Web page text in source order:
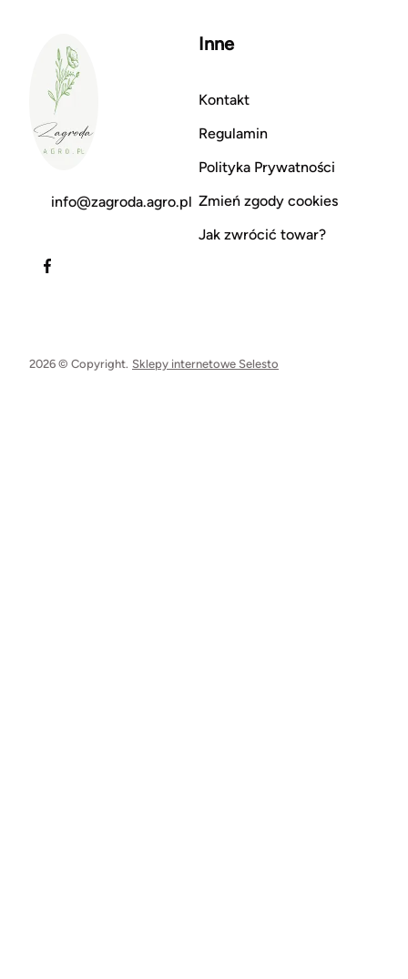
info@zagroda.agro.pl
Inne
Kontakt
Regulamin
Polityka Prywatności
Zmień zgody cookies
Jak zwrócić towar?
2026 © Copyright. Sklepy internetowe Selesto